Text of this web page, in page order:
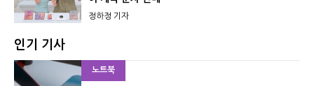
정하정 기자
인기 기사
노트북